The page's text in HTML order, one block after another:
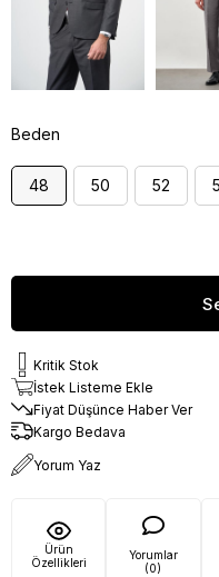
Beden
48 50 52
Kritik Stok
İstek Listeme Ekle
Fiyat Düşünce Haber Ver
Kargo Bedava
Yorum Yaz
Ürün
Özellikleri
Yorumlar
(0)